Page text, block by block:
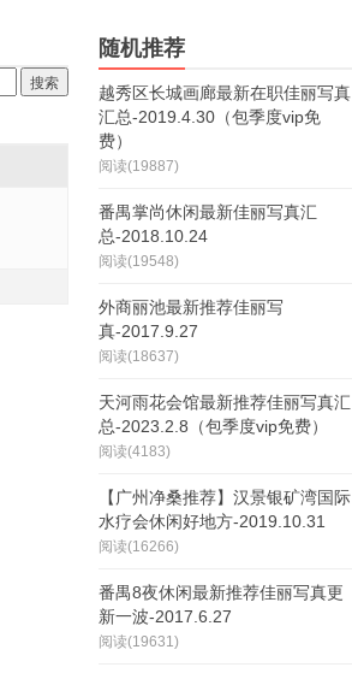
随机推荐
越秀区长城画廊最新在职佳丽写真
汇总-2019.4.30（包季度vip免
费）
阅读(19887)
番禺掌尚休闲最新佳丽写真汇
总-2018.10.24
阅读(19548)
外商丽池最新推荐佳丽写
真-2017.9.27
阅读(18637)
天河雨花会馆最新推荐佳丽写真汇
总-2023.2.8（包季度vip免费）
阅读(4183)
【广州净桑推荐】汉景银矿湾国际
水疗会休闲好地方-2019.10.31
阅读(16266)
番禺8夜休闲最新推荐佳丽写真更
新一波-2017.6.27
阅读(19631)